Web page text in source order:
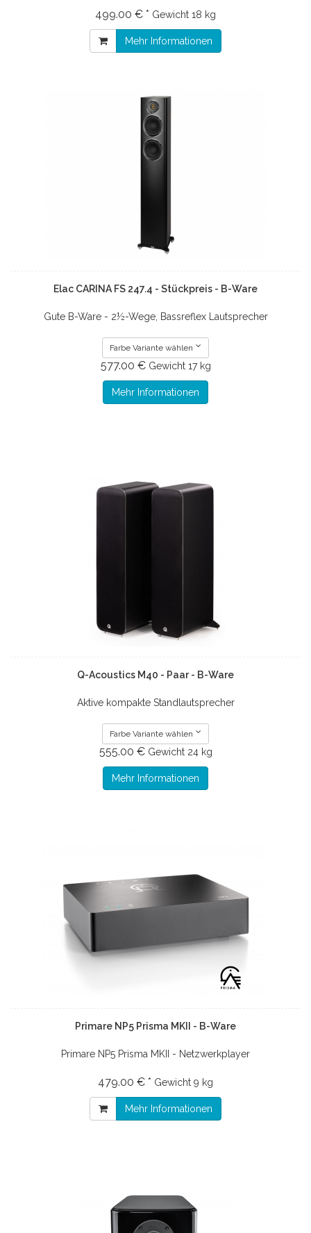
499.00 € * Gewicht 18 kg
Mehr Informationen
Elac CARINA FS 247.4 - Stückpreis - B-Ware
Gute B-Ware - 2½-Wege, Bassreflex Lautsprecher
Farbe Variante wählen
577.00 € Gewicht 17 kg
Mehr Informationen
Q-Acoustics M40 - Paar - B-Ware
Aktive kompakte Standlautsprecher
Farbe Variante wählen
555.00 € Gewicht 24 kg
Mehr Informationen
Primare NP5 Prisma MKII - B-Ware
Primare NP5 Prisma MKII - Netzwerkplayer
479.00 € * Gewicht 9 kg
Mehr Informationen